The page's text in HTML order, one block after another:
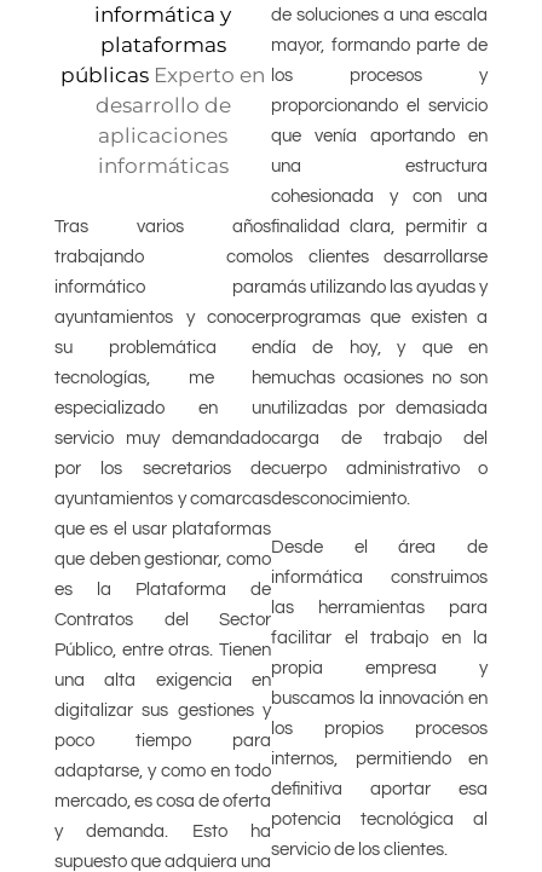
informática y
plataformas
públicas Experto en
desarrollo de
aplicaciones
informáticas
Tras varios años
trabajando como
informático para
ayuntamientos y conocer
su problemática en
tecnologías, me he
especializado en un
servicio muy demandado
por los secretarios de
ayuntamientos y comarcas
que es el usar plataformas
que deben gestionar, como
es la Plataforma de
Contratos del Sector
Público, entre otras. Tienen
una alta exigencia en
digitalizar sus gestiones y
poco tiempo para
adaptarse, y como en todo
mercado, es cosa de oferta
y demanda. Esto ha
supuesto que adquiera una
de soluciones a una escala
mayor, formando parte de
los procesos y
proporcionando el servicio
que venía aportando en
una estructura
cohesionada y con una
finalidad clara, permitir a
los clientes desarrollarse
más utilizando las ayudas y
programas que existen a
día de hoy, y que en
muchas ocasiones no son
utilizadas por demasiada
carga de trabajo del
cuerpo administrativo o
desconocimiento.
Desde el área de
informática construimos
las herramientas para
facilitar el trabajo en la
propia empresa y
buscamos la innovación en
los propios procesos
internos, permitiendo en
definitiva aportar esa
potencia tecnológica al
servicio de los clientes.